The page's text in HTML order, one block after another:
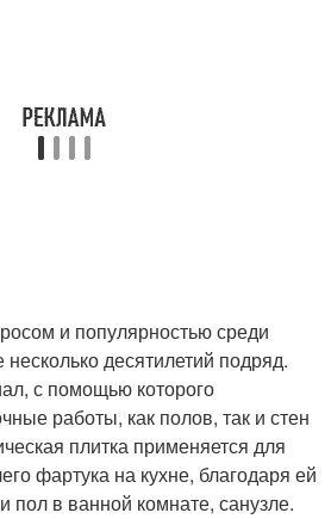
и популярностью среди
десятилетий подряд.
с помощью которого
работы, как полов, так и стен
плитка применяется для
фартука на кухне, благодаря ей
пол в ванной комнате, санузле.